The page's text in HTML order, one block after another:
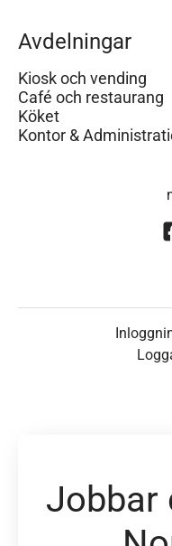
Avdelningar
Kiosk och vending
Café och restaurang
Köket
Kontor &
Jobbar